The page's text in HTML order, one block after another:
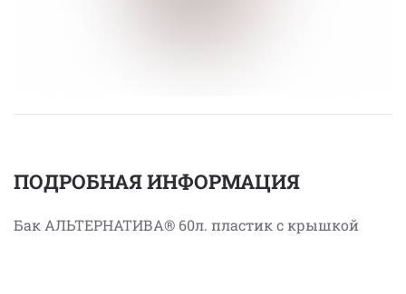
ПОДРОБНАЯ ИНФОРМАЦИЯ
Бак АЛЬТЕРНАТИВА® 60л. пластик с крышкой